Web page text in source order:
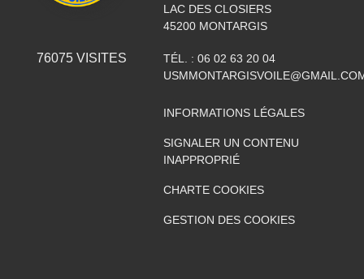
76075VISITES
LAC DES CLOSIERS
45200 MONTARGIS
TÉL. : 06 02 63 20 04
INFORMATIONS LÉGALES
SIGNALER UN CONTENU
INAPPROPRIÉ
CHARTE COOKIES
GESTION DES COOKIES